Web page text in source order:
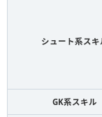
シュート系スキ
GK系スキル